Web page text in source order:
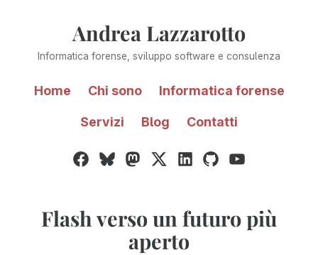
Andrea Lazzarotto
Informatica forense, sviluppo software e consulenza
Home Chi sono Informatica forense
Servizi Blog Contatti
Facebook
BlueskyMastodon
TwitterLinkedInGitHubYouTube
Flash verso un futuro più
aperto